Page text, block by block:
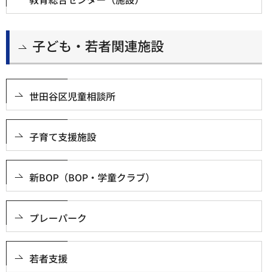
子ども・若者関連施設
世田谷区児童相談所
子育て支援施設
新BOP（BOP・学童クラブ）
プレーパーク
若者支援